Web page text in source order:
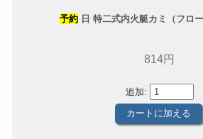
予約日 特二式内火艇カミ（フロ
814円
追加: